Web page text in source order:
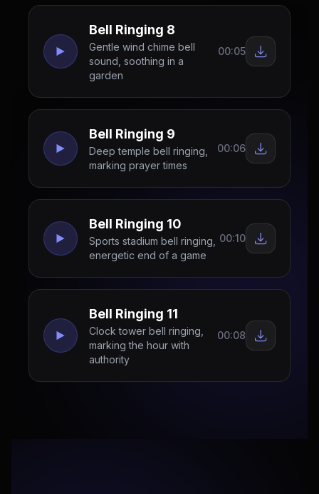
Bell Ringing 8
Gentle wind chime bell
sound, soothing in a
garden
00:05
Bell Ringing 9
Deep temple bell ringing,
marking prayer times
00:06
Bell Ringing 10
Sports stadium bell ringing,
energetic end of a game
00:10
Bell Ringing 11
Clock tower bell ringing,
marking the hour with
authority
00:08